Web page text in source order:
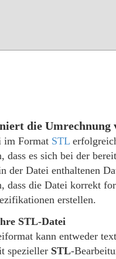
die Umrechnung
im Format STL
dass es sich bei der
der Datei enthaltenen
dass die Datei korrekt
erstellen.
STL-Datei
kann entweder
spezieller STL-